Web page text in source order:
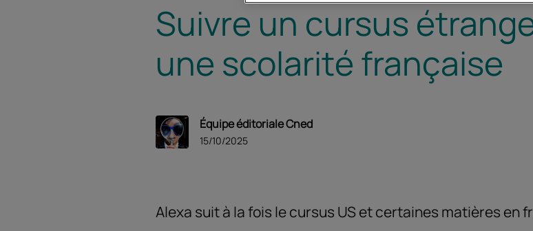
Suivre un cursus
une scolarité française
Équipe éditoriale Cned
15/10/2025
Alexa suit à la fois le cursus US et certaines matières en